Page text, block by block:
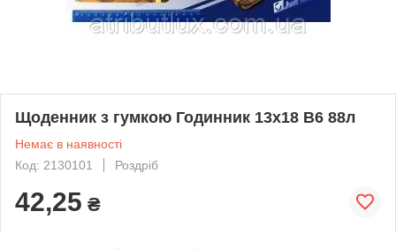
Щоденник з гумкою Годинник 13х18 B6 88л
Немає в наявності
Код: 2130101
Роздріб
42,25 ₴